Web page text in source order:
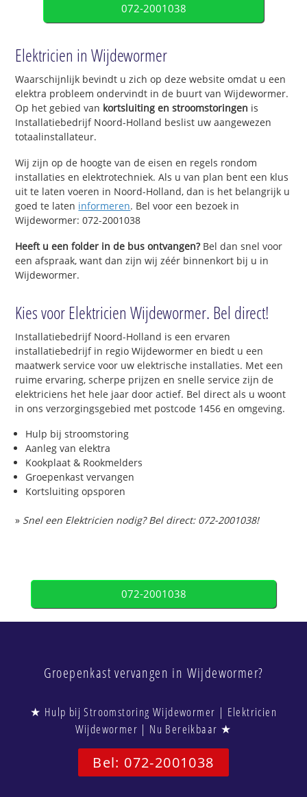
072-2001038
Elektricien in Wijdewormer
Waarschijnlijk bevindt u zich op deze website omdat u een
elektra probleem ondervindt in de buurt van Wijdewormer.
Op het gebied van kortsluiting en stroomstoringen is
Installatiebedrijf Noord-Holland beslist uw aangewezen
totaalinstallateur.
Wij zijn op de hoogte van de eisen en regels rondom
installaties en elektrotechniek. Als u van plan bent een klus
uit te laten voeren in Noord-Holland, dan is het belangrijk u
goed te laten informeren. Bel voor een bezoek in
Wijdewormer: 072-2001038
Heeft u een folder in de bus ontvangen?Bel dan snel voor
een afspraak, want dan zijn wij zéér binnenkort bij u in
Wijdewormer.
Kies voor Elektricien Wijdewormer. Bel direct!
Installatiebedrijf Noord-Holland is een ervaren
installatiebedrijf in regio Wijdewormer en biedt u een
maatwerk service voor uw elektrische installaties. Met een
ruime ervaring, scherpe prijzen en snelle service zijn de
elektriciens het hele jaar door actief. Bel direct als u woont
in ons verzorgingsgebied met postcode 1456 en omgeving.
Hulp bij stroomstoring
Aanleg van elektra
Kookplaat & Rookmelders
Groepenkast vervangen
Kortsluiting opsporen
» Snel een Elektricien nodig? Bel direct: 072-2001038!
072-2001038
Groepenkast vervangen in Wijdewormer?
★ Hulp bij Stroomstoring Wijdewormer | Elektricien
Wijdewormer | Nu Bereikbaar ★
Bel: 072-2001038